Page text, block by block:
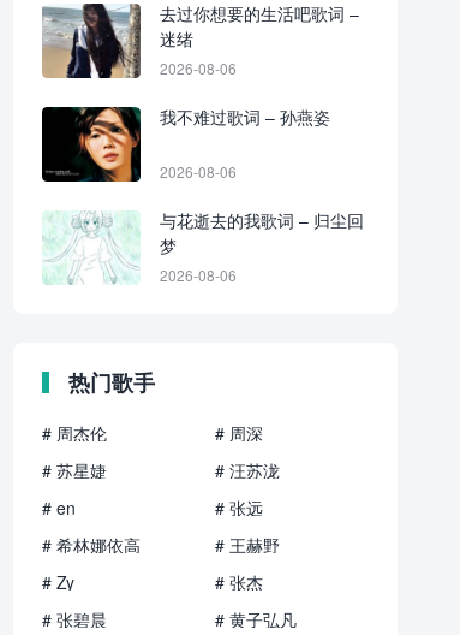
去过你想要的生活吧歌词 –
迷绪
2026-08-06
我不难过歌词 – 孙燕姿
2026-08-06
与花逝去的我歌词 – 归尘回
梦
2026-08-06
热门歌手
# 周杰伦
# 周深
# 苏星婕
# 汪苏泷
# en
# 张远
# 希林娜依高
# 王赫野
# Zy
# 张杰
# 张碧晨
# 黄子弘凡